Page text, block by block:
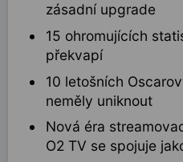
zásadní upgrade
15 ohromujících
překvapí
10 letošních
neměly uniknout
Nová éra
O2 TV se spojuje